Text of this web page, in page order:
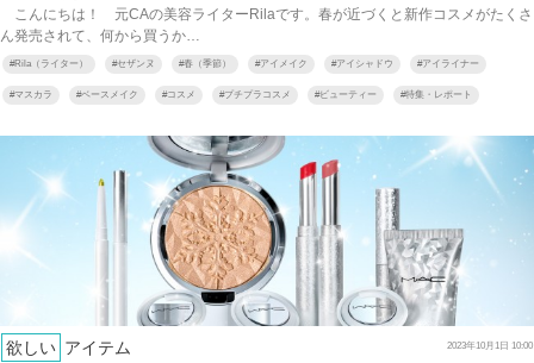
こんにちは！ 元CAの美容ライターRilaです。春が近づくと新作コスメがたくさ
ん発売されて、何から買うか…
#Rila（ライター） #セザンヌ #春（季節） #アイメイク #アイシャドウ #アイライナー
#マスカラ #ベースメイク #コスメ #プチプラコスメ #ビューティー #特集・レポート
欲しい アイテム 2023年10月1日 10:00